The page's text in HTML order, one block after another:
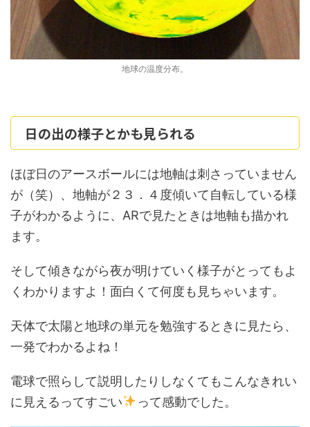
地球の温度分布。
日の出の様子とかも見られる
ほぼ日のアースボールには地軸は刺さっていません
が（笑）、地軸が２３．４度傾いて自転している様
子がわかるように、ARで見たときは地軸も描かれ
ます。
そして傾きながら夜が明けていく様子がとってもよ
くわかりますよ！面白くて何度も見ちゃいます。
天体で太陽と地球の単元を勉強するときに見たら、
一発でわかるよね！
電球で照らして説明したりしなくてもこんなきれい
に見えるってすごい
って感動でした。